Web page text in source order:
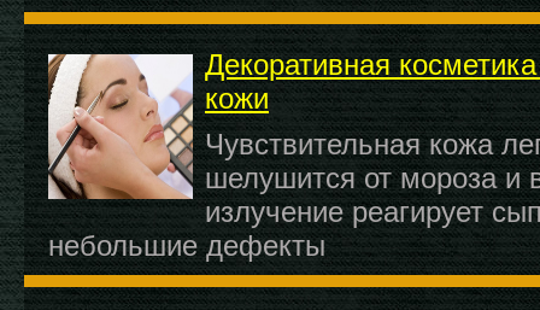
Декоративная
кожи
Чувствительная кожа
шелушится от мороза и
излучение реагирует
небольшие дефекты